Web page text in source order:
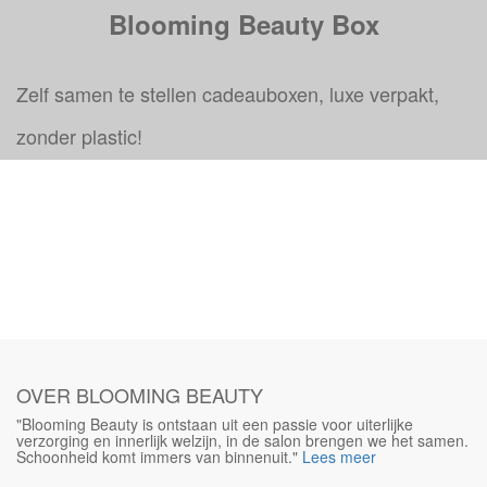
Blooming Beauty Box
Zelf samen te stellen cadeauboxen, luxe verpakt,
zonder plastic!
OVER BLOOMING BEAUTY
"Blooming Beauty is ontstaan uit een passie voor uiterlijke
verzorging en innerlijk welzijn, in de salon brengen we het samen.
Schoonheid komt immers van binnenuit." Lees meer